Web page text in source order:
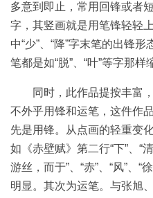
多意到即止，常用回锋或者
字，其竖画就是用笔锋轻轻
中“少”、“降”字末笔的出锋
笔都是如“脱”、“叶”等字那样
同时，此作品提按丰富，
不外乎用锋和运笔，这件作
先是用锋。从点画的轻重变
如《赤壁赋》第二行“下”、“
游丝，而于”、“赤”、“风”、
明显。其次为运笔。与张旭